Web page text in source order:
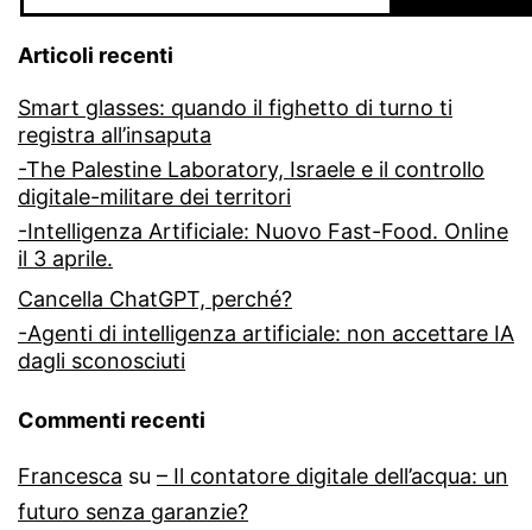
Articoli recenti
Smart glasses: quando il fighetto di turno ti
registra all’insaputa
-The Palestine Laboratory, Israele e il controllo
digitale-militare dei territori
-Intelligenza Artificiale: Nuovo Fast-Food. Online
il 3 aprile.
Cancella ChatGPT, perché?
-Agenti di intelligenza artificiale: non accettare IA
dagli sconosciuti
Commenti recenti
Francesca su – Il contatore digitale dell’acqua: un
futuro senza garanzie?